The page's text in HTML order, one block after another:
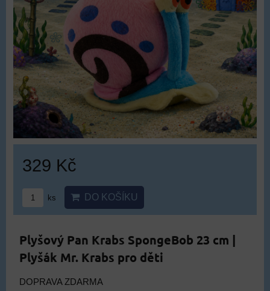
329 Kč
ks DO KOŠÍKU
Plyšový Pan Krabs SpongeBob 23 cm |
Plyšák Mr. Krabs pro děti
DOPRAVA ZDARMA